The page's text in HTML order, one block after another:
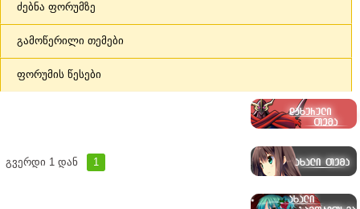
ძებნა ფორუმზე
გამოწერილი თემები
ფორუმის წესები
გვერდი 1 დან 1